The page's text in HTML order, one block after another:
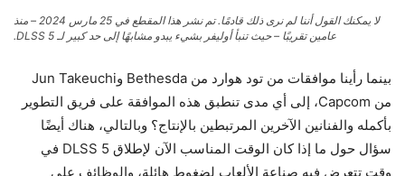
لا يمكنك القول أننا لم نرى ذلك قادمًا. تم نشر هذا المقطع في 25 مارس 2024 – منذ
عامين تقريبًا – حيث تنبأ أوليفر بشيء يبدو مشابهًا إلى حد كبير لـ DLSS 5.
بينما رأينا موافقات من تود هوارد من Bethesda وJun Takeuchi
من Capcom، إلى أي مدى تنطبق هذه الموافقة على فريق التطوير
بأكمله والفنانين الآخرين المرتبطين بالإنتاج؟ وبالتالي، هناك أيضًا
سؤال حول ما إذا كان الوقت المناسب الآن لإطلاق DLSS 5 في
وقت تتعرض فيه صناعة الألعاب لضغوط هائلة، والوظائف على